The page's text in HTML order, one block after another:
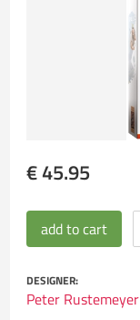
€ 45.95
DESIGNER:
Peter Rustemeyer